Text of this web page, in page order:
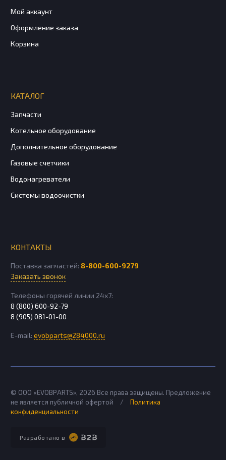
Мой аккаунт
Оформление заказа
Корзина
КАТАЛОГ
Запчасти
Котельное оборудование
Дополнительное оборудование
Газовые счетчики
Водонагреватели
Системы водоочистки
КОНТАКТЫ
Поставка запчастей: 8-800-600-9279
Заказать звонок
Телефоны горячей линии 24х7:
8 (800) 600-92-79
8 (905) 081-01-00
E-mail: evobparts@284000.ru
Разработано в
© ООО «EVOBPARTS», 2026 Все права защищены. Предложение
не является публичной офертой
/
Политика
конфиденциальности